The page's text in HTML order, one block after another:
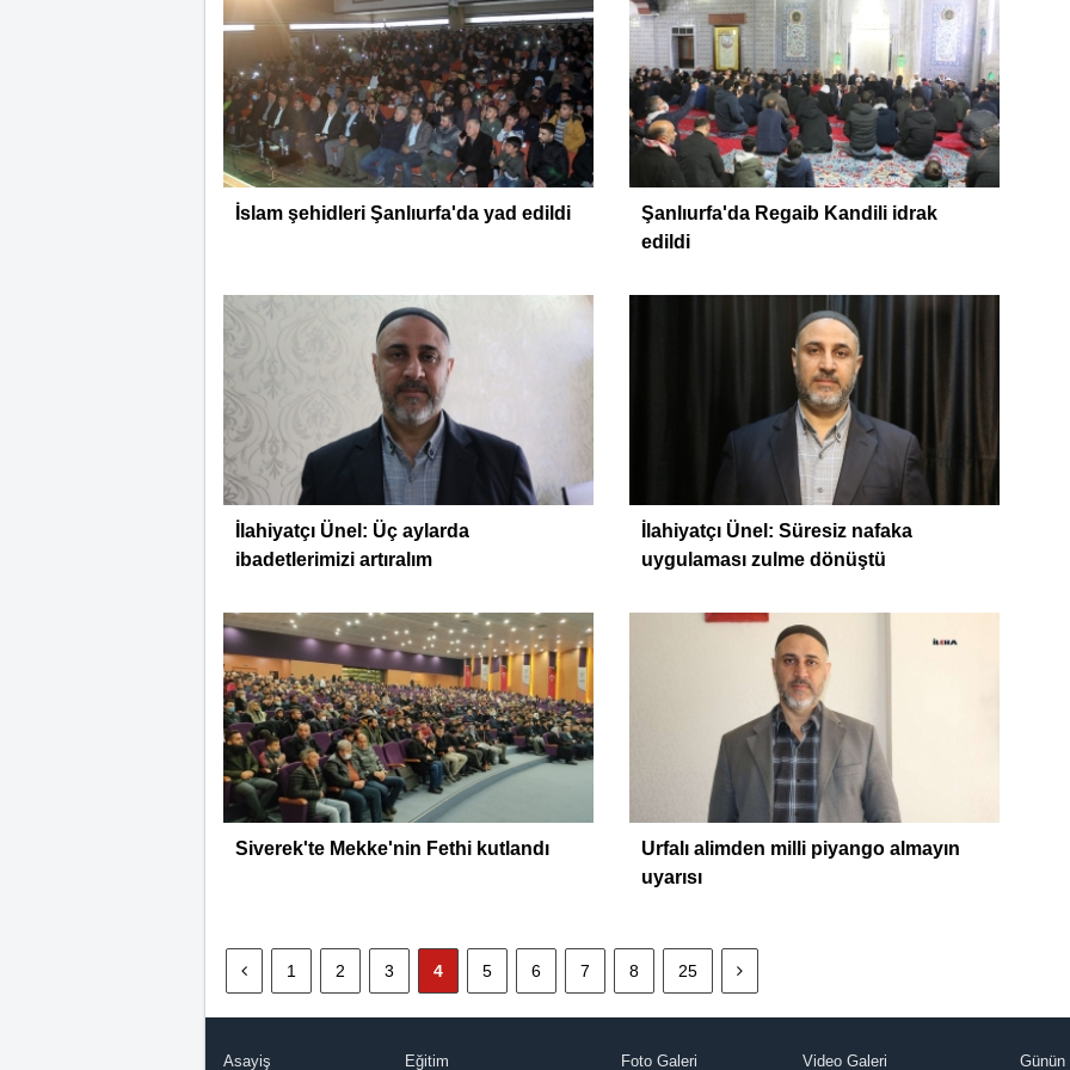
İslam şehidleri Şanlıurfa'da yad edildi
Şanlıurfa'da Regaib Kandili idrak
edildi
İlahiyatçı Ünel: Üç aylarda
ibadetlerimizi artıralım
İlahiyatçı Ünel: Süresiz nafaka
uygulaması zulme dönüştü
Siverek'te Mekke'nin Fethi kutlandı
Urfalı alimden milli piyango almayın
uyarısı
1 2 3 4 5 6 7 8 25
Asayiş Eğitim Foto Galeri Video Galeri Günün